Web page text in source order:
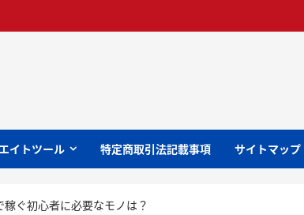
イトツール 特定商取引法記載事項 サイトマップ
ぐ初心者に必要なモノは？